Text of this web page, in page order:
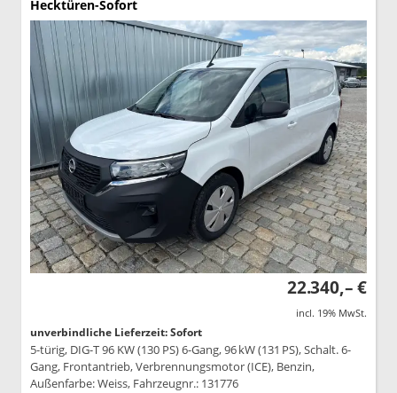
Hecktüren-Sofort
22.340,– €
incl. 19% MwSt.
unverbindliche Lieferzeit: Sofort
5-türig, DIG-T 96 KW (130 PS) 6-Gang, 96 kW (131 PS), Schalt. 6-
Gang, Frontantrieb, Verbrennungsmotor (ICE), Benzin,
Außenfarbe: Weiss, Fahrzeugnr.: 131776